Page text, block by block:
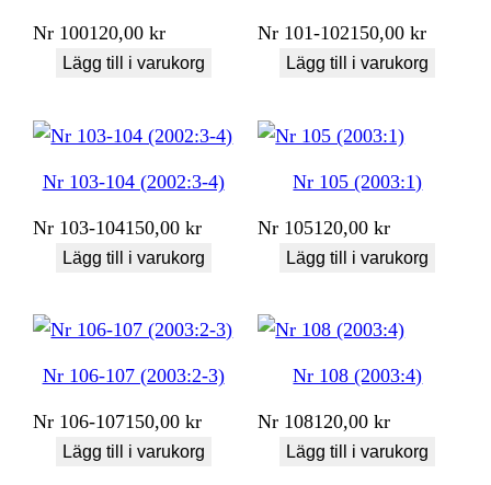
Nr 100120,00kr
Lägg till i varukorg
Nr 101-102150,00kr
Lägg till i varukorg
Nr 103-104 (2002:3-4)
Nr 103-104150,00kr
Lägg till i varukorg
Nr 105 (2003:1)
Nr 105120,00kr
Lägg till i varukorg
Nr 106-107 (2003:2-3)
Nr 106-107150,00kr
Lägg till i varukorg
Nr 108 (2003:4)
Nr 108120,00kr
Lägg till i varukorg